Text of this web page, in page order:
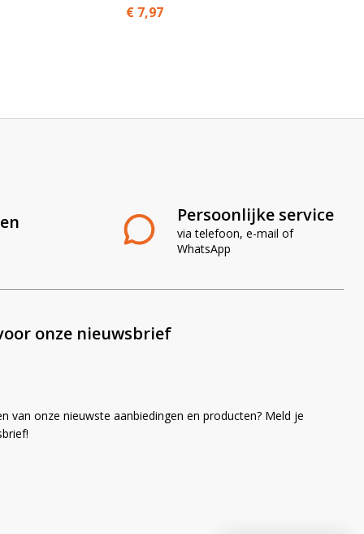
€ 7,97
Persoonlijke service
via telefoon, e-mail of
WhatsApp
onze nieuwsbrief
van onze nieuwste aanbiedingen en producten? Meld je